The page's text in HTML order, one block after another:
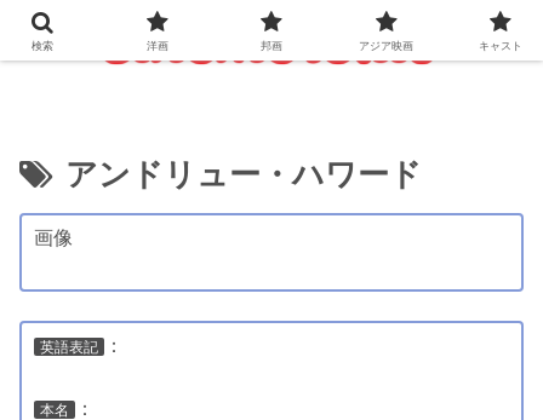
アンドリュー・ハワード
画像
英語表記 ：
本名 ：
検索 洋画 邦画 アジア映画 キャスト